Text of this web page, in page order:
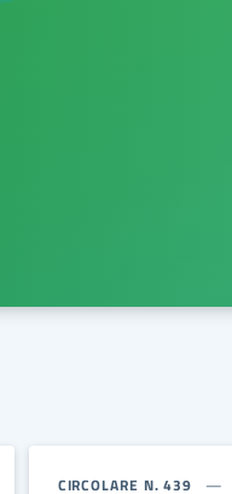
CIRCOLARE N. 439